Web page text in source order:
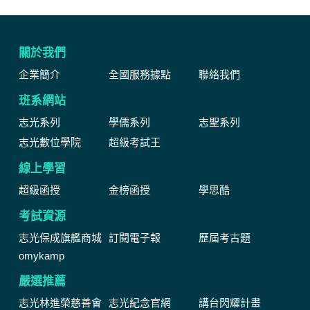
關於我們
企業簡介 全國服務據點 聯絡我們
班系網站
志光系列 學儒系列
志聖系列
志光數位學院
超級考試王
線上學習
超級函授 金榜函授 學思酷
考試資源
志光保成旗艦商城 訂閱電子報
歷屆考古題
omykamp
嚴選推薦
志光林進榮慈善會 志光紀念官網 講台閃耀計畫